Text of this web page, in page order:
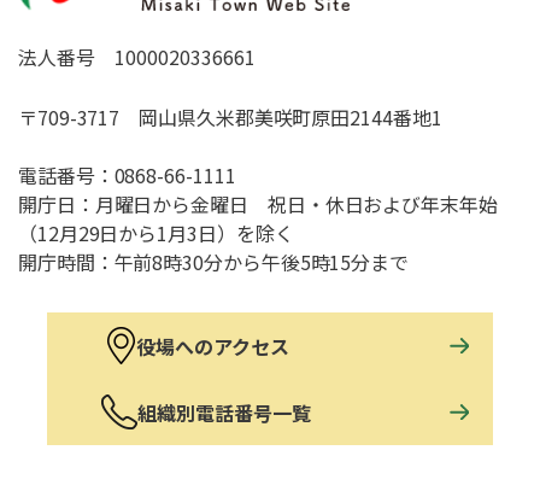
法人番号 1000020336661
〒709-3717 岡山県久米郡美咲町原田2144番地1
電話番号： 0868-66-1111
開庁日：月曜日から金曜日 祝日・休日および年末年始
（12月29日から1月3日）を除く
開庁時間：午前8時30分から午後5時15分まで
役場へのアクセス
組織別電話番号一覧